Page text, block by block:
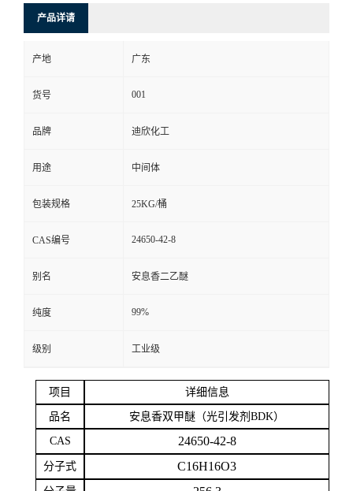
式
在
线
留
言
产品详请
产地 广东
货号 001
品牌 迪欣化工
用途 中间体
包装规格 25KG/桶
CAS编号 24650-42-8
别名 安息香二乙醚
纯度 99%
级别 工业级
项目 详细信息
品名 安息香双甲醚（光引发剂 BDK）
CAS 24650-42-8
分子式 C16H16O3